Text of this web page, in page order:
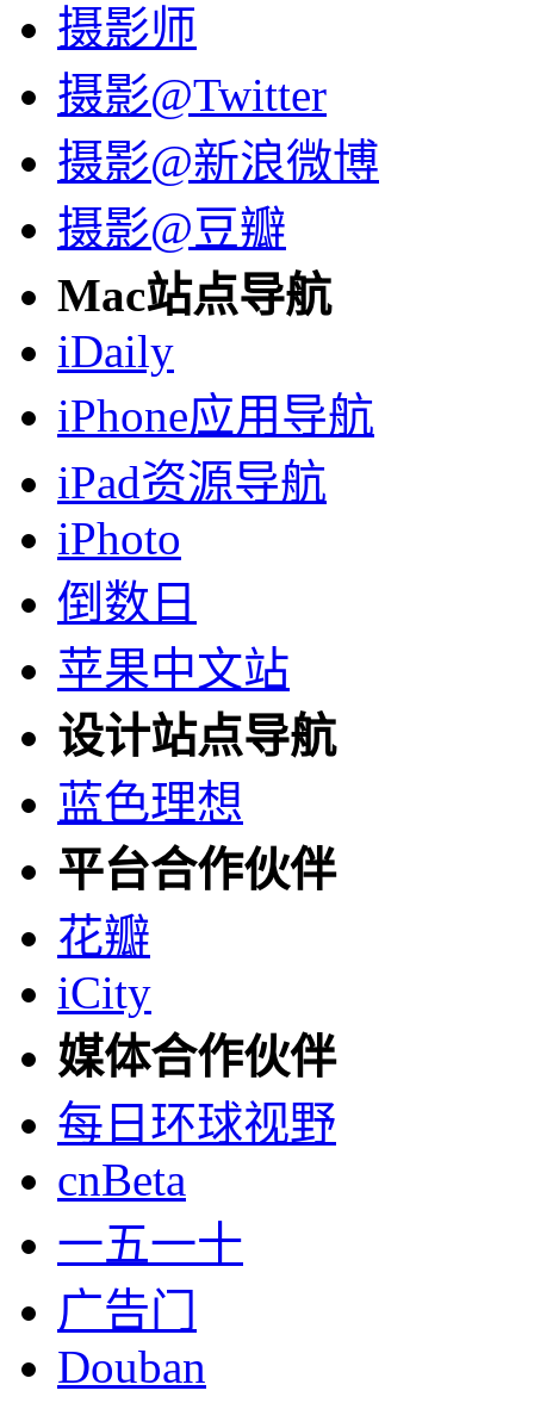
摄影师
摄影@Twitter
摄影@新浪微博
摄影@豆瓣
Mac站点导航
iDaily
iPhone应用导航
iPad资源导航
iPhoto
倒数日
苹果中文站
设计站点导航
蓝色理想
平台合作伙伴
花瓣
iCity
媒体合作伙伴
每日环球视野
cnBeta
一五一十
广告门
Douban